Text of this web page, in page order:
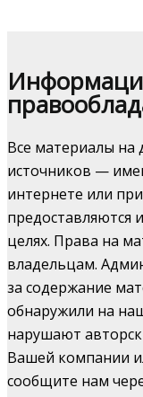
Все материалы на
источников —
интернете или
предоставляются
целях. Права на
владельцам.
за содержание
обнаружили на
нарушают
Вашей компании
сообщите нам